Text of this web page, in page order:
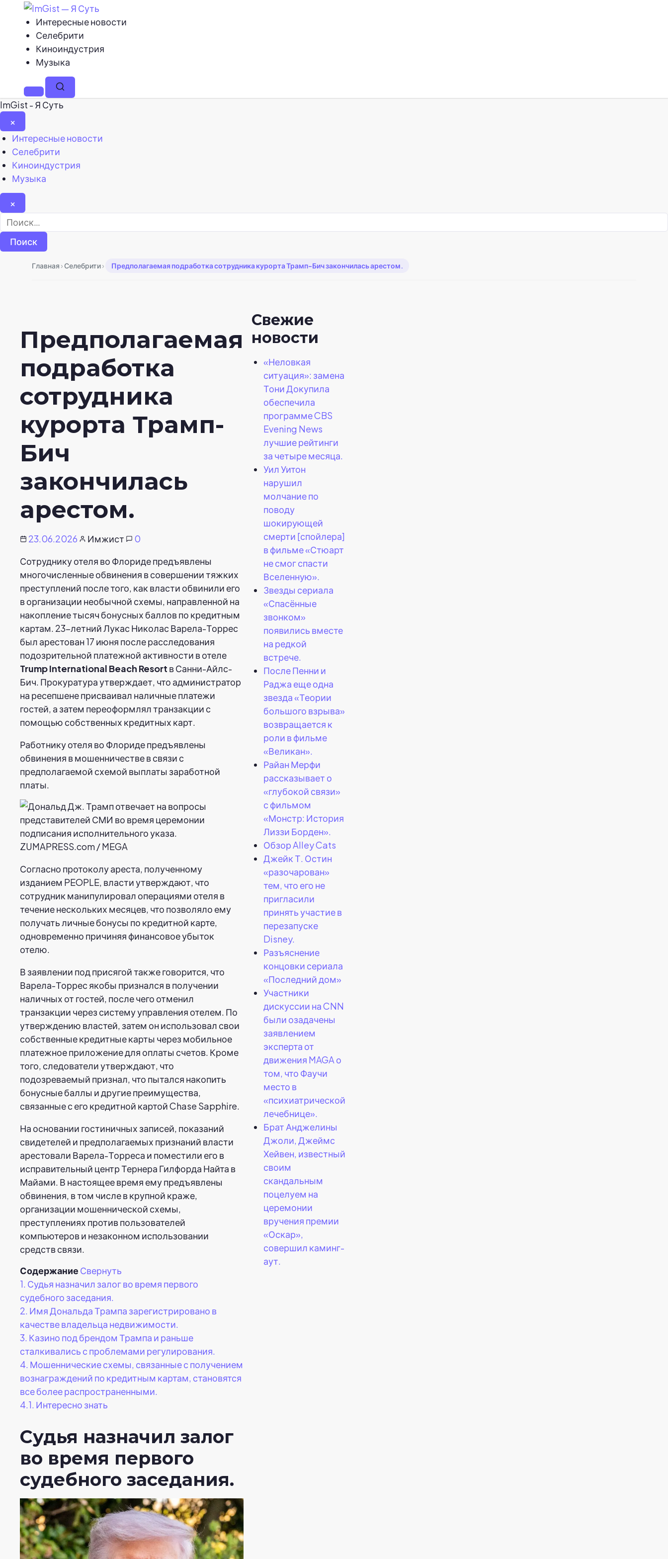
Интересные новости
Селебрити
Киноиндустрия
Музыка
МенюПоиск
ImGist - Я Суть
×
Закрыть
меню
Интересные новости
Селебрити
Киноиндустрия
Музыка
×
Найти:
Главная › Селебрити› Предполагаемая подработка сотрудника курорта Трамп-Бич закончилась арестом.
Предполагаемая
подработка
сотрудника
курорта Трамп-
Бич
закончилась
арестом.
23.06.2026 Имжист
0
Сотруднику отеля во Флориде предъявлены
многочисленные обвинения в совершении тяжких
преступлений после того, как власти обвинили его
в организации необычной схемы, направленной на
накопление тысяч бонусных баллов по кредитным
картам. 23-летний Лукас Николас Варела-Торрес
был арестован 17 июня после расследования
подозрительной платежной активности в отеле
Trump International Beach Resort в Санни-Айлс-
Бич. Прокуратура утверждает, что администратор
на ресепшене присваивал наличные платежи
гостей, а затем переоформлял транзакции с
помощью собственных кредитных карт.
Работнику отеля во Флориде предъявлены
обвинения в мошенничестве в связи с
предполагаемой схемой выплаты заработной
платы.
ZUMAPRESS.com / MEGA
Согласно протоколу ареста, полученному
изданием PEOPLE, власти утверждают, что
сотрудник манипулировал операциями отеля в
течение нескольких месяцев, что позволяло ему
получать личные бонусы по кредитной карте,
одновременно причиняя финансовое убыток
отелю.
В заявлении под присягой также говорится, что
Варела-Торрес якобы признался в получении
наличных от гостей, после чего отменил
транзакции через систему управления отелем. По
утверждению властей, затем он использовал свои
собственные кредитные карты через мобильное
платежное приложение для оплаты счетов. Кроме
того, следователи утверждают, что
подозреваемый признал, что пытался накопить
бонусные баллы и другие преимущества,
связанные с его кредитной картой Chase Sapphire.
На основании гостиничных записей, показаний
свидетелей и предполагаемых признаний власти
арестовали Варела-Торреса и поместили его в
исправительный центр Тернера Гилфорда Найта в
Майами. В настоящее время ему предъявлены
обвинения, в том числе в крупной краже,
организации мошеннической схемы,
преступлениях против пользователей
компьютеров и незаконном использовании
средств связи.
Содержание Свернуть
1. Судья назначил залог во время первого
судебного заседания.
2. Имя Дональда Трампа зарегистрировано в
качестве владельца недвижимости.
3. Казино под брендом Трампа и раньше
сталкивались с проблемами регулирования.
4. Мошеннические схемы, связанные с получением
вознаграждений по кредитным картам, становятся
все более распространенными.
4.1. Интересно знать
Судья назначил залог
во время первого
судебного заседания.
Свежие
новости
«Неловкая
ситуация»: замена
Тони Докупила
обеспечила
программе CBS
Evening News
лучшие рейтинги
за четыре месяца.
Уил Уитон
нарушил
молчание по
поводу
шокирующей
смерти [спойлера]
в фильме «Стюарт
не смог спасти
Вселенную».
Звезды сериала
«Спасённые
звонком»
появились вместе
на редкой
встрече.
После Пенни и
Раджа еще одна
звезда «Теории
большого взрыва»
возвращается к
роли в фильме
«Великан».
Райан Мерфи
рассказывает о
«глубокой связи»
с фильмом
«Монстр: История
Лиззи Борден».
Обзор Alley Cats
Джейк Т. Остин
«разочарован»
тем, что его не
пригласили
принять участие в
перезапуске
Disney.
Разъяснение
концовки сериала
«Последний дом»
Участники
дискуссии на CNN
были озадачены
заявлением
эксперта от
движения MAGA о
том, что Фаучи
место в
«психиатрической
лечебнице».
Брат Анджелины
Джоли, Джеймс
Хейвен, известный
своим
скандальным
поцелуем на
церемонии
вручения премии
«Оскар»,
совершил каминг-
аут.